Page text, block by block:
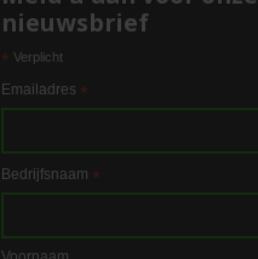
nieuwsbrief
* Verplicht
Emailadres *
Bedrijfsnaam *